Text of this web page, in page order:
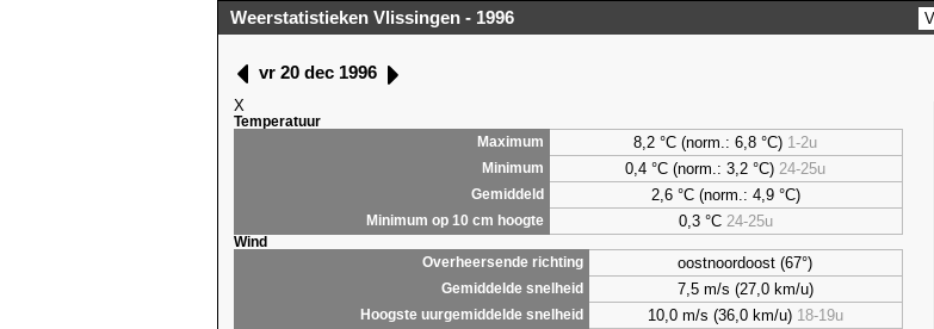
Weerstatistieken Vlissingen - 1996
vr 20 dec 1996
X
Temperatuur
Maximum
8,2 °C (norm.: 6,8 °C) 1-2u
Minimum 0,4 °C (norm.: 3,2 °C) 24-25u
Gemiddeld 2,6 °C (norm.: 4,9 °C)
Minimum op 10 cm hoogte 0,3 °C 24-25u
Wind
Overheersende richting
oostnoordoost (67°)
Gemiddelde snelheid 7,5 m/s (27,0 km/u)
Hoogste uurgemiddelde snelheid 10,0 m/s (36,0 km/u) 18-19u